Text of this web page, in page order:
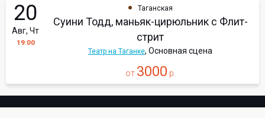
20
Авг, Чт
19:00
Таганская
Суини Тодд, маньяк-цирюльник с Флит-
стрит
Театр на Таганке, Основная сцена
от 3000 р.